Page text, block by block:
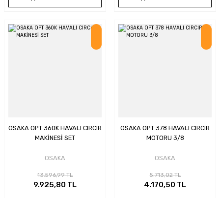
OSAKA OPT 360K HAVALI CIRCIR
MAKİNESİ SET
OSAKA
13.596,99 TL
9.925,80 TL
OSAKA OPT 378 HAVALI CIRCIR
MOTORU 3/8
OSAKA
5.713,02 TL
4.170,50 TL